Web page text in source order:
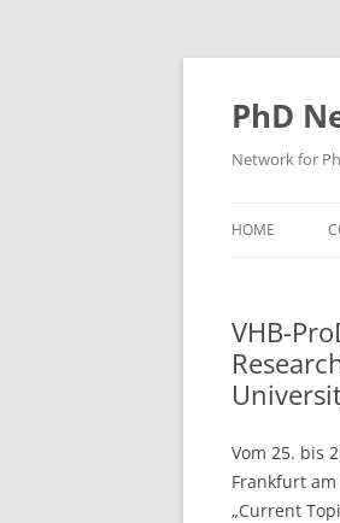
Skip
content
PhD
Network for
HOME
VHB-
Vom 25. bis
Frankfurt
„Current